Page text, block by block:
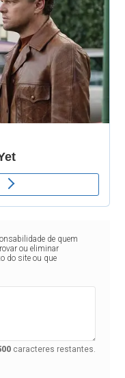
de quem
ou eliminar
do site ou que
caracteres restantes.